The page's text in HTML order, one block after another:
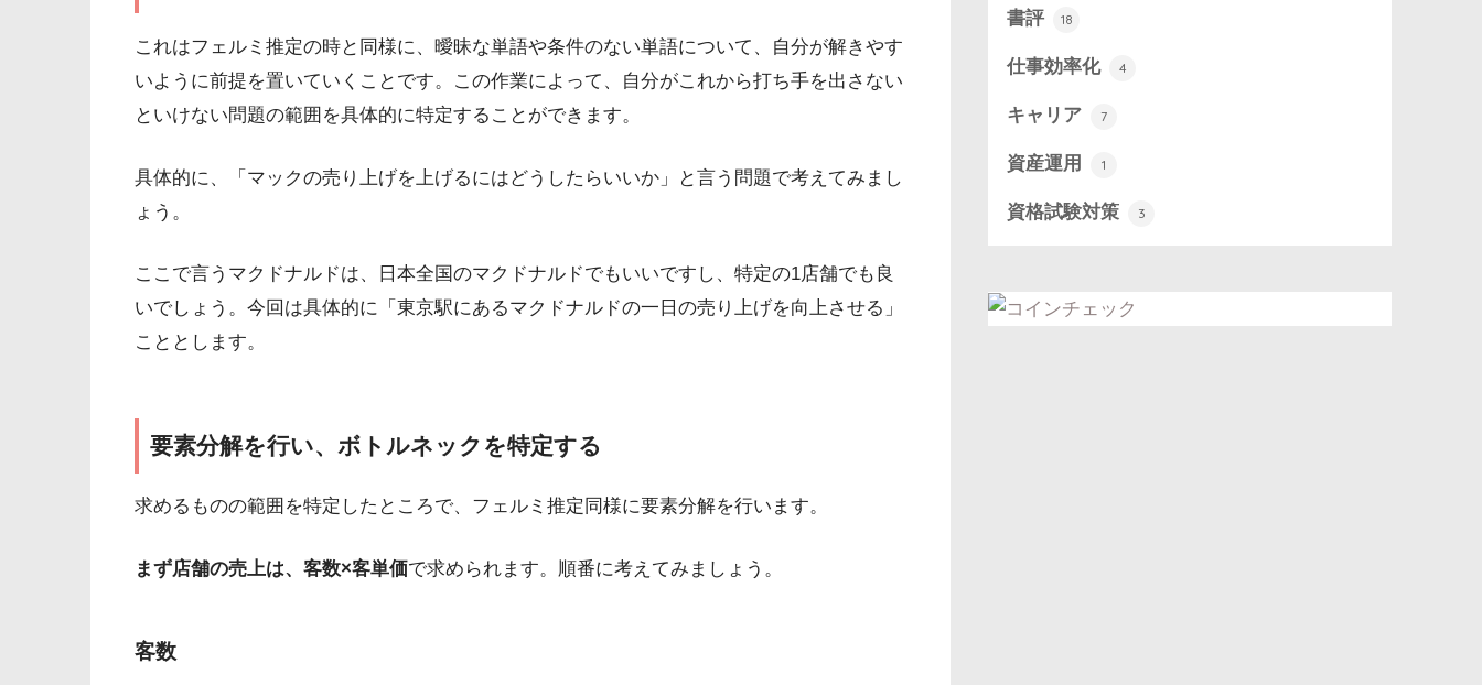
これはフェルミ推定の時と同様に、曖昧な単語や条件のない単語について、自分が解きやす
いように前提を置いていくことです。この作業によって、自分がこれから打ち手を出さない
といけない問題の範囲を具体的に特定することができます。
具体的に、「マックの売り上げを上げるにはどうしたらいいか」と言う問題で考えてみまし
ょう。
ここで言うマクドナルドは、日本全国のマクドナルドでもいいですし、特定の1店舗でも良
いでしょう。今回は具体的に「東京駅にあるマクドナルドの一日の売り上げを向上させる」
こととします。
要素分解を行い、ボトルネックを特定する
求めるものの範囲を特定したところで、フェルミ推定同様に要素分解を行います。
まず店舗の売上は、客数×客単価で求められます。順番に考えてみましょう。
客数
書評 18
仕事効率化 4
キャリア 7
資産運用 1
資格試験対策 3